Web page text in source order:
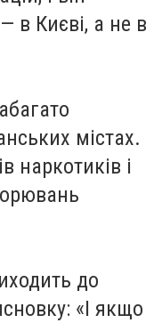
в Києві, а не в
містах.
наркотиків і
до
«І якщо